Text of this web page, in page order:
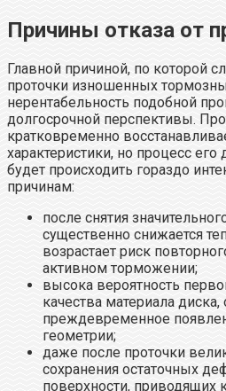
Причины отказа от
Главной причиной, по которой
проточки изношенных
нерентабельность подобной
долгосрочной перспективы.
кратковременно
характеристики, но процесс
будет происходить гораздо
причинам:
после снятия
существенно снижается
возрастает риск
активном торможении;
высока вероятность
качества материала
преждевременное
геометрии;
даже после проточки
сохранения остаточных
поверхности, приводящих